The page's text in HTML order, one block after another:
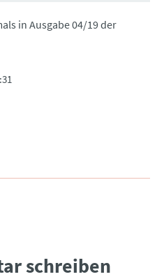
in Ausgabe 04/19 der
schreiben